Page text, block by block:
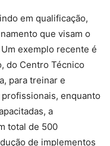
em qualificação,
que visam o
exemplo recente é
do Centro Técnico
para treinar e
enquanto
a
total de 500
de implementos